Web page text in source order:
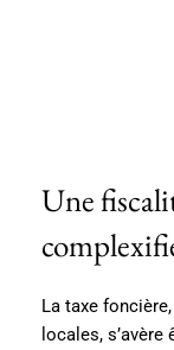
Une
La taxe
locales,